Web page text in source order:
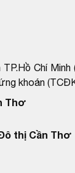
Chí Minh
khoán
Thơ
thị Cần Thơ